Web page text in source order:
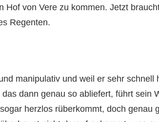
Hof von Vere zu kommen. Jetzt
Regenten.
manipulativ und weil er sehr schnell
dann genau so abliefert, führt sein
herzlos rüberkommt, doch genau